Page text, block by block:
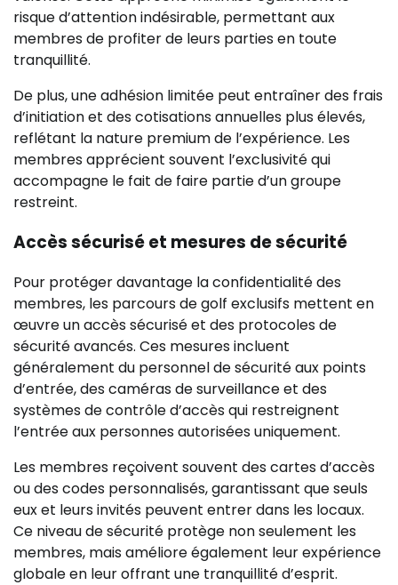
risque d’attention indésirable, permettant aux
membres de profiter de leurs parties en toute
tranquillité.
De plus, une adhésion limitée peut entraîner des frais
d’initiation et des cotisations annuelles plus élevés,
reflétant la nature premium de l’expérience. Les
membres apprécient souvent l’exclusivité qui
accompagne le fait de faire partie d’un groupe
restreint.
Accès sécurisé et mesures de sécurité
Pour protéger davantage la confidentialité des
membres, les parcours de golf exclusifs mettent en
œuvre un accès sécurisé et des protocoles de
sécurité avancés. Ces mesures incluent
généralement du personnel de sécurité aux points
d’entrée, des caméras de surveillance et des
systèmes de contrôle d’accès qui restreignent
l’entrée aux personnes autorisées uniquement.
Les membres reçoivent souvent des cartes d’accès
ou des codes personnalisés, garantissant que seuls
eux et leurs invités peuvent entrer dans les locaux.
Ce niveau de sécurité protège non seulement les
membres, mais améliore également leur expérience
globale en leur offrant une tranquillité d’esprit.